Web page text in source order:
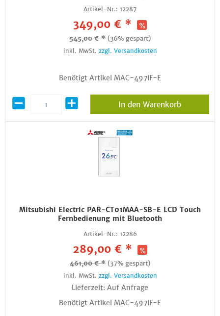
Artikel-Nr.: 12287
349,00 € *
545,00 € * (36% gespart)
inkl. MwSt. zzgl. Versandkosten
Benötigt Artikel MAC-497IF-E
In den Warenkorb
Mitsubishi Electric PAR-CT01MAA-SB-E LCD Touch
Fernbedienung mit Bluetooth
Artikel-Nr.: 12286
289,00 € *
461,00 € * (37% gespart)
inkl. MwSt. zzgl. Versandkosten
Lieferzeit: Auf Anfrage
Benötigt Artikel MAC-497IF-E